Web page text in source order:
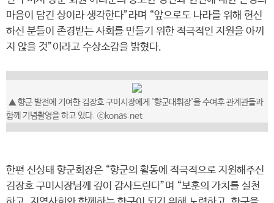
마음이 담긴 상이라 생각한다”라며 “앞으로도 나라를 위해 헌신
하신 분들이 존경받는 사회를 만들기 위한 적극적인 지원을 아끼
지 않을 것”이라고 수상소감을 밝혔다.
▲ 향군 발전에 기여한 김장호 구미시장에게 '향군대휘장'을 수여후 관계관들과
함께 기념촬영을 하고 있다. ⓒkonas.net
한편 신상태 향군회장은 “향군의 활동에 적극적으로 지원해주신
김장호 구미시장님께 깊이 감사드린다”며 “보훈의 가치를 실천